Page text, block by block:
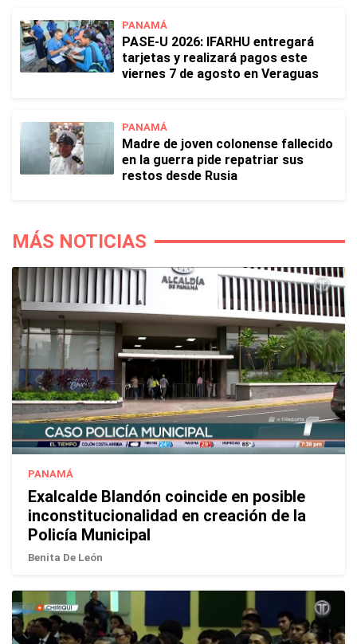
PANAMÁ
PASE-U 2026: IFARHU entregará
tarjetas y realizará pagos este
viernes 7 de agosto en Veraguas
PANAMÁ
Madre de joven colonense fallecido
en la guerra pide repatriar sus
restos desde Rusia
MÁS NOTICIAS
PANAMÁ
Exalcalde Blandón coincide en posible
inconstitucionalidad en creación de la
Policía Municipal
Benita De León